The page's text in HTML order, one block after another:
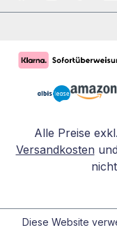
Alle Preise
Versandkosten
Diese Website